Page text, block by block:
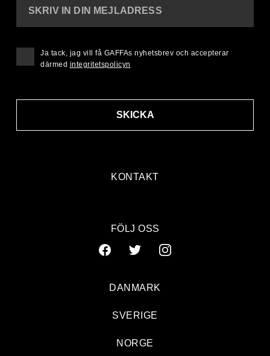
KONTAKT
SKRIV IN DIN MEJLADRESS
SKICKA
Ja tack, jag vill få GAFFAs nyhetsbrev och accepterar
därmed integritetspolicyn
FÖLJ OSS
DANMARK
SVERIGE
NORGE